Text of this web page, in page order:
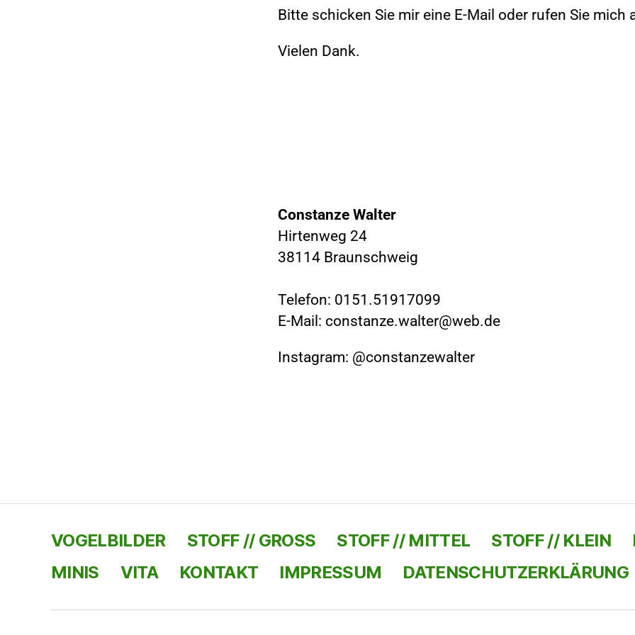
Bitte schicken Sie mir eine E-Mail oder rufen Sie mich
Vielen Dank.
Constanze Walter
Hirtenweg 24
38114 Braunschweig
Telefon: 0151.51917099
E-Mail: constanze.walter@web.de
Instagram: @constanzewalter
VOGELBILDER STOFF // GROSS STOFF // MITTEL STOFF // KLEIN
MINIS
VITA KONTAKT IMPRESSUM DATENSCHUTZERKLÄRUNG